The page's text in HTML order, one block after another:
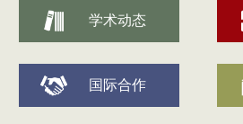
学术动态
国际合作